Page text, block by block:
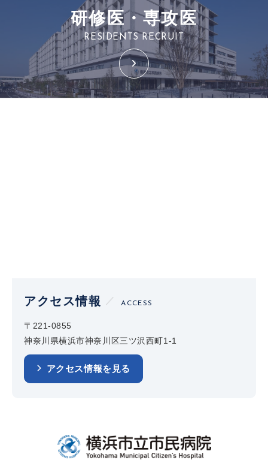
研修医・専攻医
RESIDENTS RECRUIT
アクセス情報 ACCESS
〒221-0855
神奈川県横浜市神奈川区三ツ沢西町1-1
アクセス情報を見る